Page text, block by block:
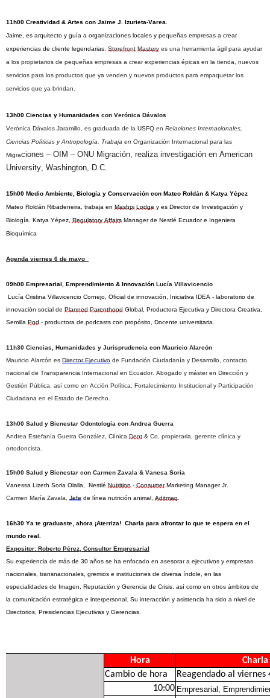
11h00 Creatividad & Artes con Jaime J. Izurieta-Varea.
Jaime, es arquitecto y guía a organizaciones locales y pequeñas empresas a crear
experiencias de cliente legendarias. Storefront Mastery es una herramienta ágil para ayudar
a los propietarios de pequeñas empresas a crear experiencias épicas en la tienda, nuevos
servicios para los productos que ya venden y nuevos productos para empaquetar los
servicios que ya brindan.
13h00 Ciencias y Humanidades con Verónica Dávalos
Verónica Dávalos Jaramillo, es graduada de la USFQ en Relaciones Internacionales,
Ciencias Políticas y Antropología. Trabaja en Organización Internacional para las
Migraciones – OIM – ONU Migración, realiza investigación en American
University, Washington, D.C.
15h00 Medio Ambiente, Biología y Conservación con Mateo Roldán & Katya Yépez
Mateo Roldán Ribadeneira, trabaja en Mashpi Lodge y es Director de Investigación y
Biología. Katya Yépez, Regulatory Affairs Manager de Nestlé Ecuador e Ingeniera
Bioquímica
Agenda viernes 6 de mayo
09h00 Empresarial, Emprendimiento & Innovación Lucía Villavicencio
innovación social de Planned Parenthood Global, Productora Ejecutiva y Directora Creativa,
Semilla Pod - productora de podcasts con propósito, Docente universitaria.
11h30 Ciencias, Humanidades y Jurisprudencia con Mauricio Alarcón
Mauricio Alarcón es Director Ejecutivo de Fundación Ciudadanía y Desarrollo, contacto
nacional de Transparencia Internacional en Ecuador. Abogado y máster en Dirección y
Gestión Pública, así como en Acción Política, Fortalecimiento Institucional y Participación
Ciudadana en el Estado de Derecho.
13h00 Salud y Bienestar Odontología con Andrea Guerra
Andrea Estefanía Guerra González, Clínica Dent & Co, propietaria, gerente clínica y
ortodoncista.
15h00 Salud y Bienestar con Carmen Zavala & Vanesa Soria
Vanessa Lizeth Soria Olalla,  Nestlé Nutrition - Consumer Marketing Manager Jr.
Carmen María Zavala, Jefe de línea nutrición animal, Aditmaq.
16h30 Ya te graduaste, ahora ¡Aterriza! Charla para afrontar lo que te espera en el
mundo real.
Expositor: Roberto Pérez, Consultor Empresarial
Su experiencia de más de 30 años se ha enfocado en asesorar a ejecutivos y empresas
nacionales, transnacionales, gremios e instituciones de diversa índole, en las
especialidades de Imagen, Reputación y Gerencia de Crisis, así como en otros ámbitos de
la comunicación estratégica e interpersonal. Su interacción y asistencia ha sido a nivel de
Directorios, Presidencias Ejecutivas y Gerencias.
Hora
Charla
Cambio de hora
Reagendado al viernes
10:00 Empresarial,